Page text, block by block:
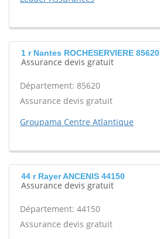
1 r Nantes ROCHESERVIERE 85620
Assurance devis gratuit
Département: 85620
Assurance devis gratuit
Groupama Centre Atlantique
44 r Rayer ANCENIS 44150
Assurance devis gratuit
Département: 44150
Assurance devis gratuit